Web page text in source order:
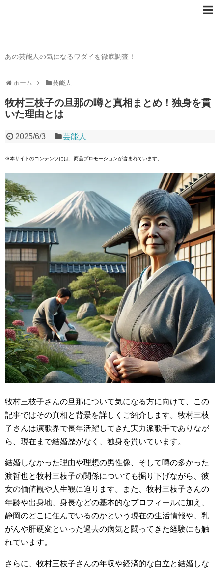
あの芸能人の気になるワダイを徹底調査！
ホーム 芸能人
牧村三枝子の旦那の噂と真相まとめ！独身を貫
いた理由とは
2025/6/3 芸能人
※本サイトのコンテンツには、商品プロモーションが含まれています。
牧村三枝子さんの旦那について気になる方に向けて、この
記事ではその真相と背景を詳しくご紹介します。牧村三枝
子さんは演歌界で長年活躍してきた実力派歌手でありなが
ら、現在まで結婚歴がなく、独身を貫いています。
結婚しなかった理由や理想の男性像、そして噂の多かった
渡哲也と牧村三枝子の関係についても掘り下げながら、彼
女の価値観や人生観に迫ります。また、牧村三枝子さんの
年齢や出身地、身長などの基本的なプロフィールに加え、
静岡のどこに住んでいるのかという現在の生活情報や、乳
がんや肝硬変といった過去の病気と闘ってきた経験にも触
れています。
さらに、牧村三枝子さんの年収や経済的な自立と結婚しな